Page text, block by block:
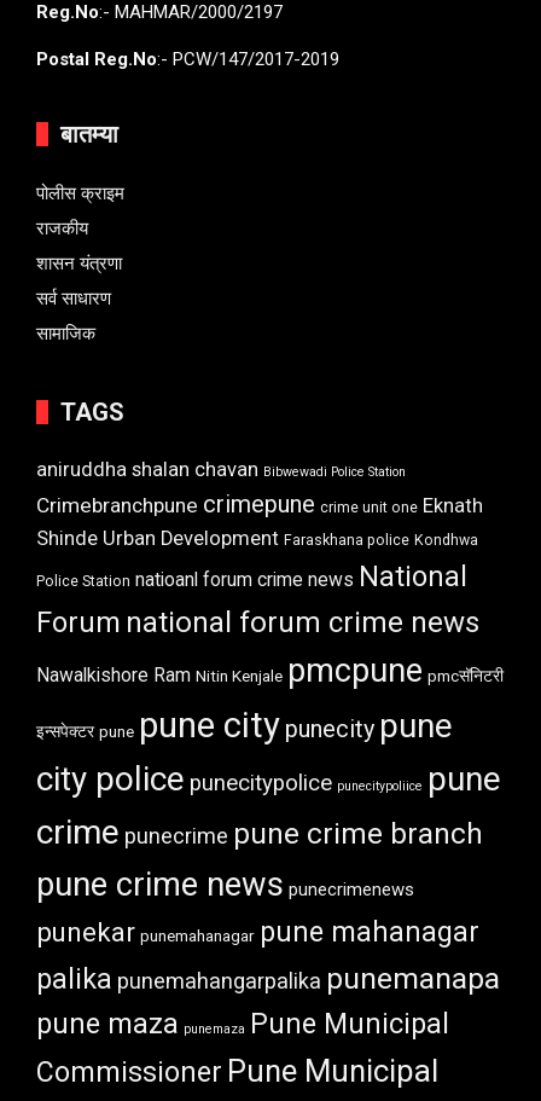
Reg.No:- MAHMAR/2000/2197
Postal Reg.No:- PCW/147/2017-2019
बातम्या
पोलीस क्राइम
राजकीय
शासन यंत्रणा
सर्व साधारण
सामाजिक
TAGS
aniruddha shalan chavan Bibwewadi Police Station
Crimebranchpune crimepune crime unit one Eknath
Shinde Urban Development Faraskhana police Kondhwa
Police Station natioanl forum crime news National
Forum national forum crime news
Nawalkishore Ram Nitin Kenjale pmcpune pmcसॅनिटरी
इन्सपेक्टर pune pune city punecity pune
city police punecitypolice punecitypoliice pune
crime punecrime pune crime branch
pune crime news punecrimenews
punekar punemahanagar pune mahanagar
palika punemahangarpalika punemanapa
pune maza punemaza
Pune Municipal
Commissioner Pune Municipal